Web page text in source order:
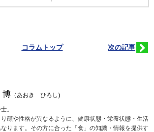
コラムトップ 次の記事
（あおき ひろし)
。
顔や性格が異なるように、健康状態・栄養状態・生活
ります。その方に合った「食」の知識・情報を提供す